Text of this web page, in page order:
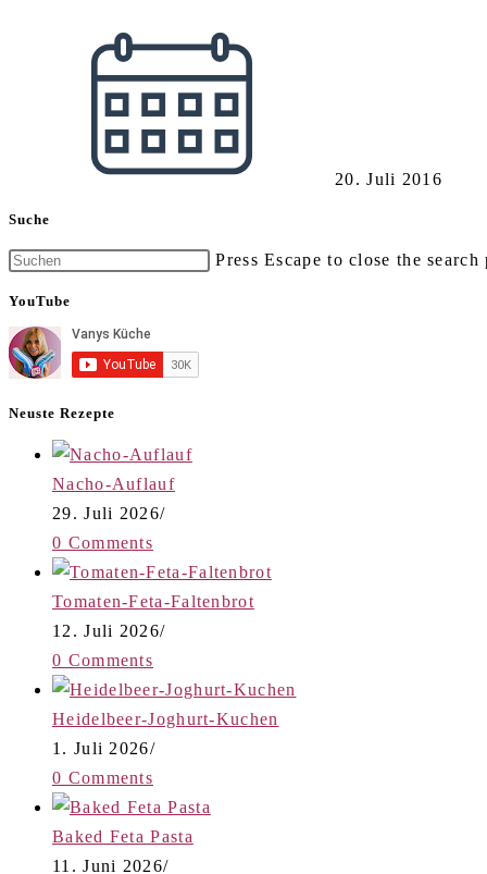
20. Juli 2016
Suche
Press Escape to close the search
YouTube
Neuste Rezepte
Nacho-Auflauf
29. Juli 2026/
0 Comments
Tomaten-Feta-Faltenbrot
12. Juli 2026/
0 Comments
Heidelbeer-Joghurt-Kuchen
1. Juli 2026/
0 Comments
Baked Feta Pasta
11. Juni 2026/